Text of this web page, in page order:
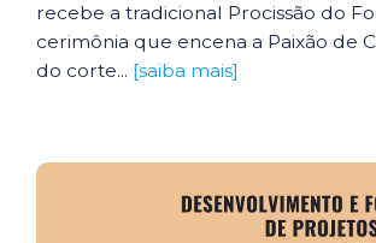
recebe a tradicional Procissão do
cerimônia que encena a Paixão de
do corte... [saiba mais]